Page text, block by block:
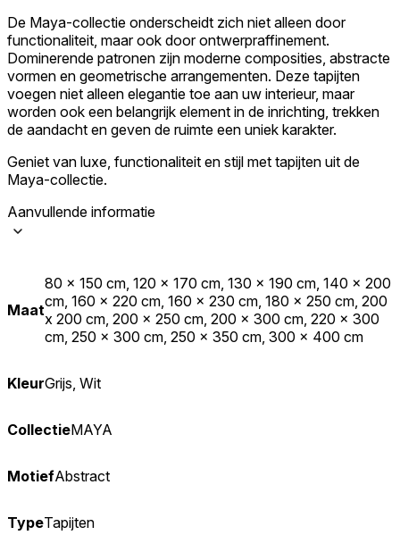
De Maya-collectie onderscheidt zich niet alleen door
functionaliteit, maar ook door ontwerpraffinement.
Dominerende patronen zijn moderne composities, abstracte
vormen en geometrische arrangementen. Deze tapijten
voegen niet alleen elegantie toe aan uw interieur, maar
worden ook een belangrijk element in de inrichting, trekken
de aandacht en geven de ruimte een uniek karakter.
Geniet van luxe, functionaliteit en stijl met tapijten uit de
Maya-collectie.
Aanvullende informatie
Maat
80 x 150 cm, 120 x 170 cm, 130 x 190 cm, 140 x 200
cm, 160 x 220 cm, 160 x 230 cm, 180 x 250 cm, 200
x 200 cm, 200 x 250 cm, 200 x 300 cm, 220 x 300
cm, 250 x 300 cm, 250 x 350 cm, 300 x 400 cm
KleurGrijs, Wit
CollectieMAYA
MotiefAbstract
TypeTapijten